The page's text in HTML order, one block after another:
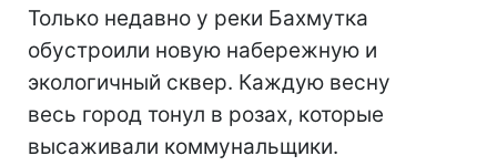
Только недавно у реки Бахмутка
обустроили новую набережную и
экологичный сквер. Каждую весну
весь город тонул в розах, которые
высаживали коммунальщики.